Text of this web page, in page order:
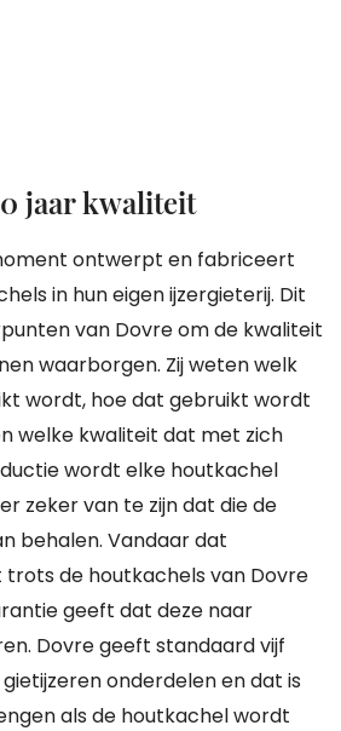
jaar kwaliteit
ontwerpt en fabriceert
in hun eigen ijzergieterij. Dit
van Dovre om de kwaliteit
waarborgen. Zij weten welk
wordt, hoe dat gebruikt wordt
welke kwaliteit dat met zich
wordt elke houtkachel
zeker van te zijn dat die de
behalen. Vandaar dat
de houtkachels van Dovre
geeft dat deze naar
Dovre geeft standaard vijf
onderdelen en dat is
als de houtkachel wordt